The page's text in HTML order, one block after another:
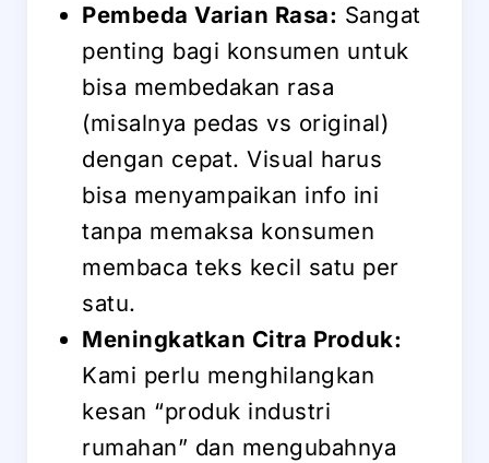
Pembeda Varian Rasa: Sangat
penting bagi konsumen untuk
bisa membedakan rasa
(misalnya pedas vs original)
dengan cepat. Visual harus
bisa menyampaikan info ini
tanpa memaksa konsumen
membaca teks kecil satu per
satu.
Meningkatkan Citra Produk:
Kami perlu menghilangkan
kesan “produk industri
rumahan” dan mengubahnya